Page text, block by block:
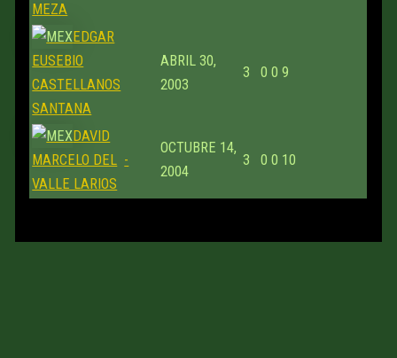
MEZA
EDGAR
EUSEBIO
CASTELLANOS
SANTANA
ABRIL 30,
2003
3 0 0 9
DAVID
MARCELO DEL
VALLE LARIOS
-
OCTUBRE 14,
2004
3 0 0 10